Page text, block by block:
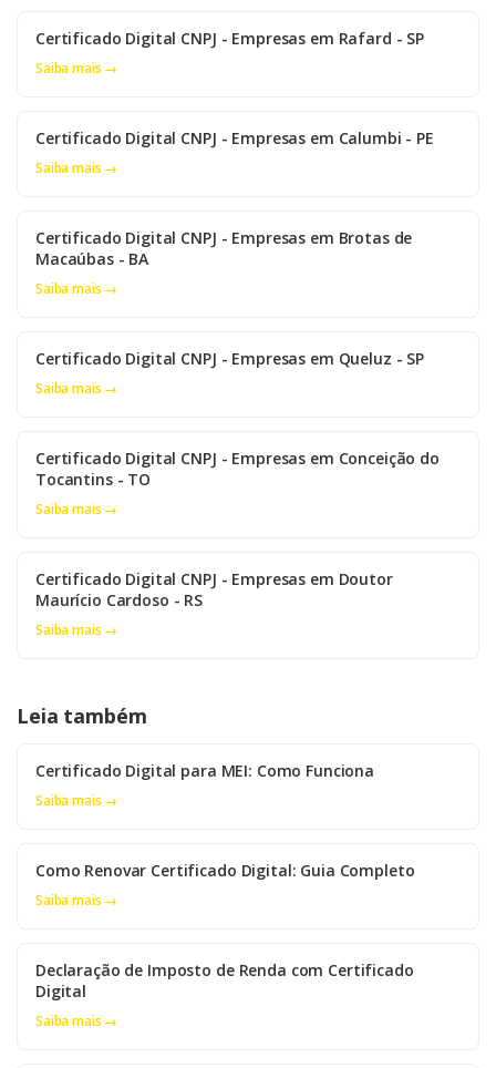
Certificado Digital CNPJ - Empresas em Rafard - SP
Saiba mais →
Certificado Digital CNPJ - Empresas em Calumbi - PE
Saiba mais →
Certificado Digital CNPJ - Empresas em Brotas de
Macaúbas - BA
Saiba mais →
Certificado Digital CNPJ - Empresas em Queluz - SP
Saiba mais →
Certificado Digital CNPJ - Empresas em Conceição do
Tocantins - TO
Saiba mais →
Certificado Digital CNPJ - Empresas em Doutor
Maurício Cardoso - RS
Saiba mais →
Leia também
Certificado Digital para MEI: Como Funciona
Saiba mais →
Como Renovar Certificado Digital: Guia Completo
Saiba mais →
Declaração de Imposto de Renda com Certificado
Digital
Saiba mais →